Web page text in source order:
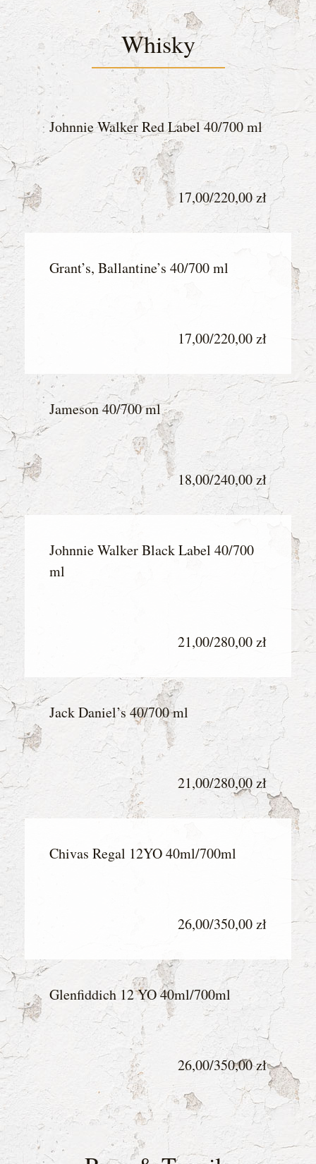
Whisky
Johnnie Walker Red Label 40/700 ml
17,00/220,00 zł
Grant’s, Ballantine’s 40/700 ml
17,00/220,00 zł
Jameson 40/700 ml
18,00/240,00 zł
Johnnie Walker Black Label 40/700
ml
21,00/280,00 zł
Jack Daniel’s 40/700 ml
21,00/280,00 zł
Chivas Regal 12YO40ml/700ml
26,00/350,00 zł
Glenfiddich 12 YO40ml/700ml
26,00/350,00 zł